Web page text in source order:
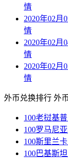
情
2020年02
情
2020年02
情
2020年02
情
外币兑换排行 外
100老挝基
100罗马尼
100斯里兰
100巴基斯